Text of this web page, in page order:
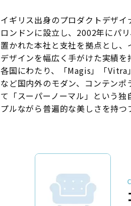
イギリス出身のプロダクトデザ
ロンドンに設立し、2002年にパ
置かれた本社と支社を拠点とし
デザインを幅広く手がけた実績
各国にわたり、「Magis」「
など国内外のモダン、コンテン
て「スーパーノーマル」という
プルながら普遍的な美しさを持つ